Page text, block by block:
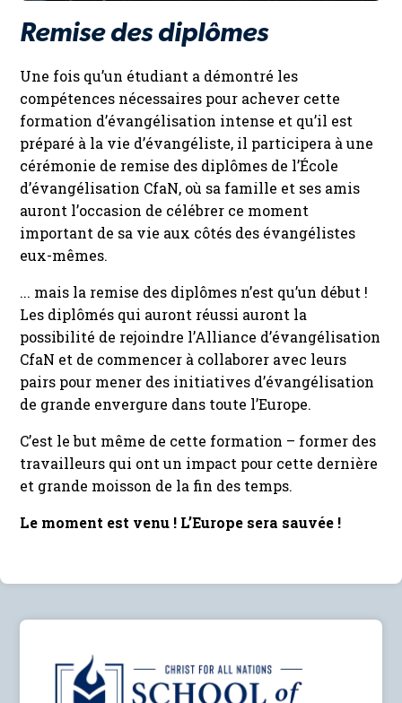
Remise des diplômes
Une fois qu’un étudiant a démontré les
compétences nécessaires pour achever cette
formation d’évangélisation intense et qu’il est
préparé à la vie d’évangéliste, il participera à une
cérémonie de remise des diplômes de l’École
d’évangélisation CfaN, où sa famille et ses amis
auront l’occasion de célébrer ce moment
important de sa vie aux côtés des évangélistes
eux-mêmes.
... mais la remise des diplômes n’est qu’un début !
Les diplômés qui auront réussi auront la
possibilité de rejoindre l’Alliance d’évangélisation
CfaN et de commencer à collaborer avec leurs
pairs pour mener des initiatives d’évangélisation
de grande envergure dans toute l’Europe.
C’est le but même de cette formation – former des
travailleurs qui ont un impact pour cette dernière
et grande moisson de la fin des temps.
Le moment est venu ! L’Europe sera sauvée !